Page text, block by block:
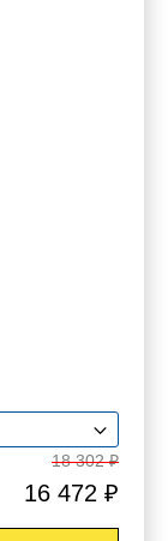
18 302 ₽
16 472 ₽